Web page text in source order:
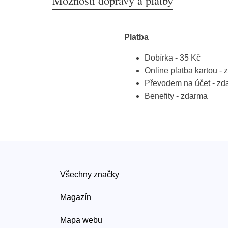
Platba
Dobírka - 35 Kč
Online platba kartou -
Převodem na účet -
Benefity - zdarma
Všechny značky
Magazín
Mapa webu